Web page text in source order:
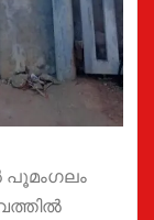
പൂമംഗലം